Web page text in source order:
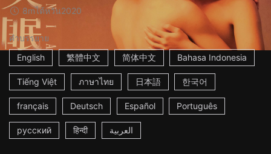
8mไต้หวัน2020
คำบรรยาย
English
繁體中文 简体中文 Bahasa Indonesia
Tiếng Việt ภาษาไทย 日本語 한국어
français Deutsch Español Português
русский हिन्दी العربية